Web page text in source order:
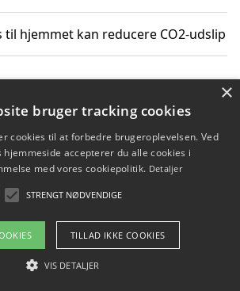
til hjemmet kan reducere CO2-udslip
2026 - Pilanto Aps
Blog Betingelser
×
bruger tracking cookies
cookies til at forbedre brugeroplevelsen. Ved
hjemmeside accepterer du alle cookies i
med vores cookiepolitik. Detaljer
STRENGT NØDVENDIGE
TILLAD IKKE COOKIES
VIS DETALJER